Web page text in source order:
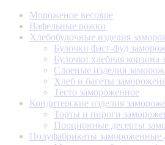
Мороженое весовое
Вафельные рожки
Хлебобулочные изделия
Булочки фаст-фуд
Булочки хлебная
Слоеные изделия
Хлеб и багеты
Тесто замороженное
Кондитерские изделия
Торты и пироги
Порционные десерты
Полуфабрикаты замороженные